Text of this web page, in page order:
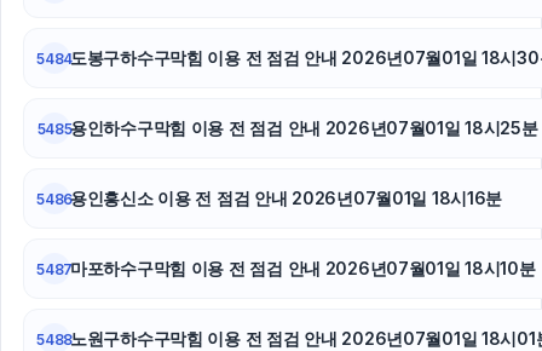
5484도봉구하수구막힘 이용 전 점검 안내 2026년07월01일 18시30
5485용인하수구막힘 이용 전 점검 안내 2026년07월01일 18시25분
5486용인흥신소 이용 전 점검 안내 2026년07월01일 18시16분
5487마포하수구막힘 이용 전 점검 안내 2026년07월01일 18시10분
5488노원구하수구막힘 이용 전 점검 안내 2026년07월01일 18시01